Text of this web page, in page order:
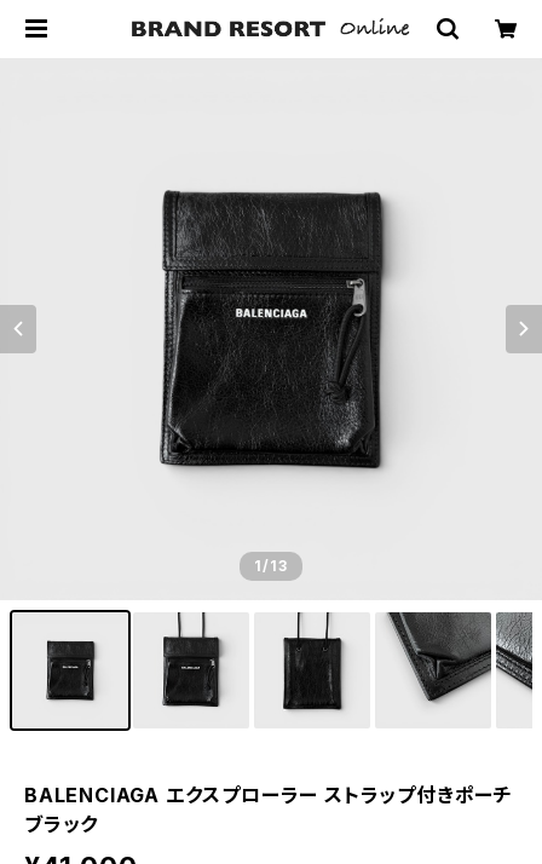
1/13
BALENCIAGA エクスプローラー ストラップ付きポーチ
ブラック